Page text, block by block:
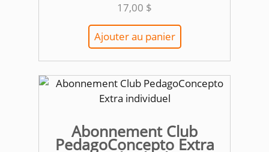
17,00 $
Ajouter au panier
Abonnement Club
PedagoConcepto Extra